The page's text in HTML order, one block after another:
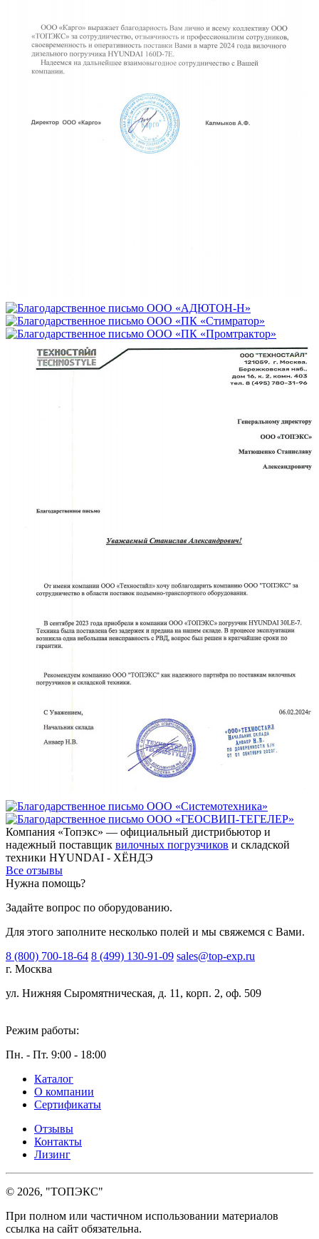
Компания «Топэкс» — официальный дистрибьютор и
надежный поставщик вилочных погрузчиков и складской
техники HYUNDAI - ХЁНДЭ
Все отзывы
Нужна помощь?
Задайте вопрос по оборудованию.
Для этого заполните несколько полей и мы свяжемся с Вами.
8 (800) 700-18-64 8 (499) 130-91-09 sales@top-exp.ru
г. Москва
ул. Нижняя Сыромятническая, д. 11, корп. 2, оф. 509
Режим работы:
Пн. - Пт. 9:00 - 18:00
Каталог
О компании
Сертификаты
Отзывы
Контакты
Лизинг
© 2026, "ТОПЭКС"
При полном или частичном использовании материалов
ссылка на сайт обязательна.